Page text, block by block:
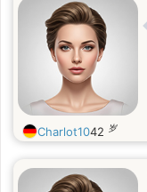
Charlot1042 岁